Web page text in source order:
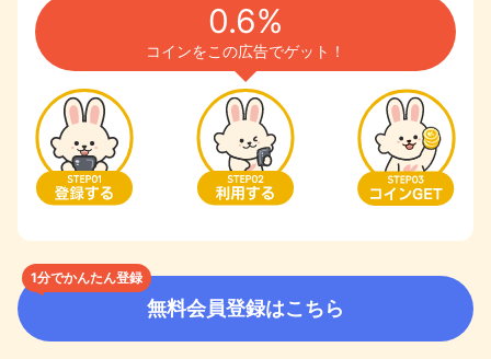
0.6%
コインをこの広告でゲット！
1分でかんたん登録
無料会員登録はこちら